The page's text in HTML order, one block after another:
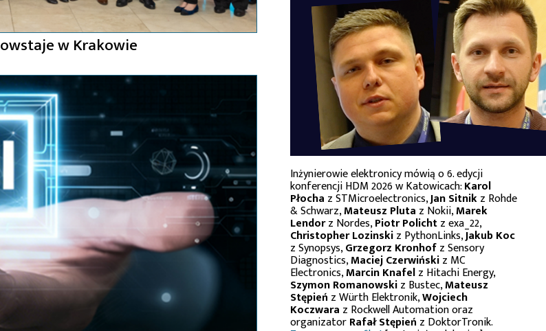
w Krakowie
Inżynierowie elektronicy mówią o 6. edycji
konferencji HDM 2026 w Katowicach:Karol
Płocha z STMicroelectronics,Jan Sitnikz Rohde
& Schwarz,Mateusz Pluta z Nokii,Marek
Lendorz Nordes,Piotr Polichtz exa_22,
Christopher Lozinskiz PythonLinks,Jakub Koc
z Synopsys,Grzegorz Kronhofz Sensory
Diagnostics,Maciej Czerwińskiz MC
Electronics,Marcin Knafelz Hitachi Energy,
Szymon Romanowskiz Bustec,Mateusz
Stępień z Würth Elektronik,Wojciech
Koczwara z Rockwell Automation oraz
organizatorRafał Stępień z DoktorTronik.